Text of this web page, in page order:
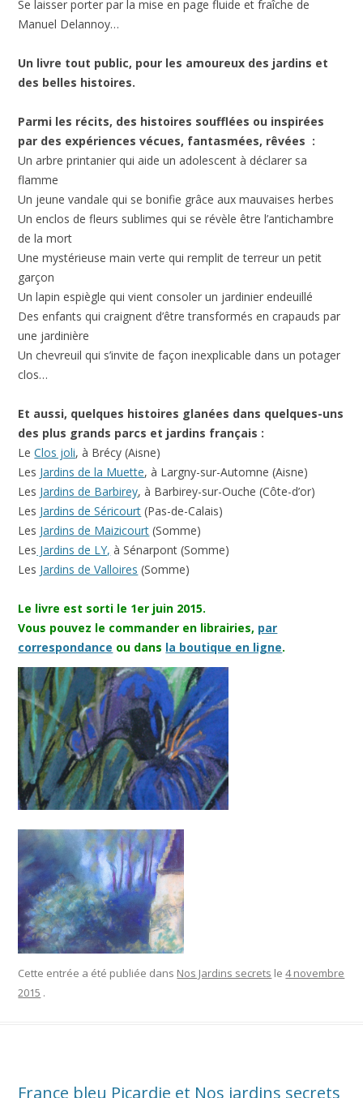
Se laisser porter par la mise en page fluide et fraîche de
Manuel Delannoy…
Un livre tout public, pour les amoureux des jardins et
des belles histoires.
Parmi les récits, des histoires soufflées ou inspirées
par des expériences vécues, fantasmées, rêvées :
Un arbre printanier qui aide un adolescent à déclarer sa
flamme
Un jeune vandale qui se bonifie grâce aux mauvaises herbes
Un enclos de fleurs sublimes qui se révèle être l’antichambre
de la mort
Une mystérieuse main verte qui remplit de terreur un petit
garçon
Un lapin espiègle qui vient consoler un jardinier endeuillé
Des enfants qui craignent d’être transformés en crapauds par
une jardinière
Un chevreuil qui s’invite de façon inexplicable dans un potager
clos…
Et aussi, quelques histoires glanées dans quelques-uns
des plus grands parcs et jardins français :
LeClos joli, à Brécy (Aisne)
Les Jardins de la Muette, à Largny-sur-Automne (Aisne)
Les Jardins de Barbirey, à Barbirey-sur-Ouche (Côte-d’or)
Les Jardins de Séricourt (Pas-de-Calais)
Les Jardins de Maizicourt (Somme)
Les Jardins de LY, à Sénarpont (Somme)
Les Jardins de Valloires (Somme)
Le livre est sorti le 1er juin 2015.
Vous pouvez le commander en librairies, par
correspondance ou dans la boutique en ligne.
Cette entrée a été publiée dans Nos Jardins secrets le4 novembre
2015 .
France bleu Picardie et Nos jardins secrets